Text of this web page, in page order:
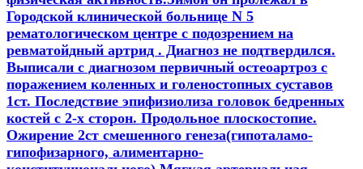
Городской клинической больнице N 5
рематологическом центре c подозрением на
ревматойдный артрид . Диагноз не подтвердился.
Выписали с диагнозом первичный остеоартроз с
поражением коленных и голеностопных суставов
1ст. Последствие эпифизиолиза головок бедренных
костей с 2-х сторон. Продольное плоскостопие.
Ожирение 2ст смешенного генеза(гипоталамо-
гипофизарного, алиментарно-